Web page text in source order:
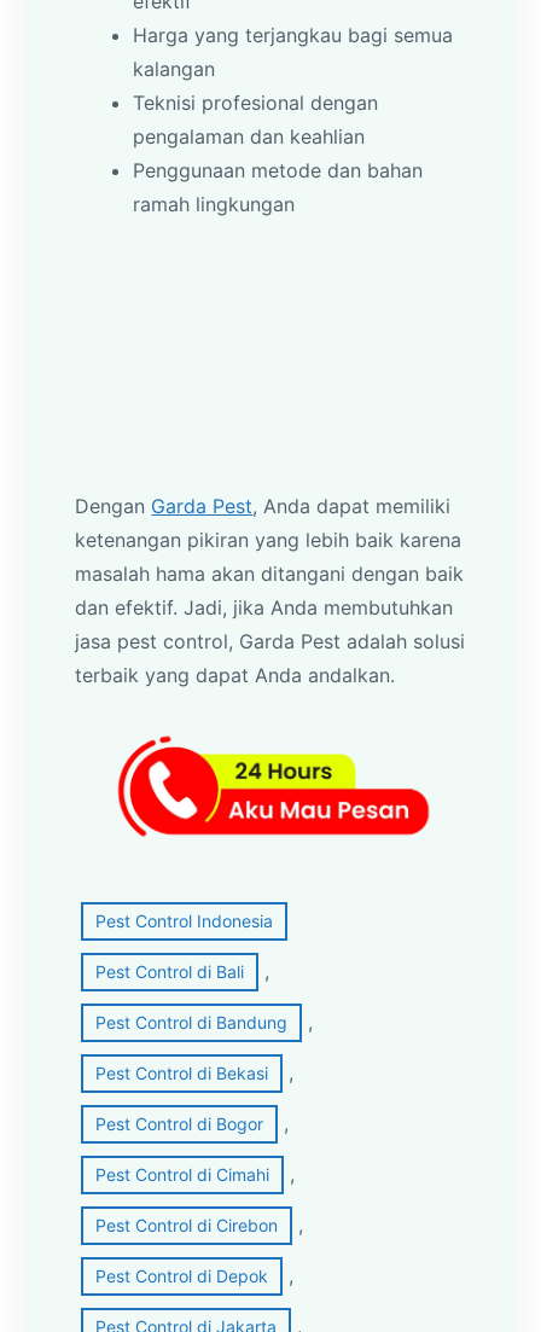
Harga yang terjangkau bagi semua
kalangan
Teknisi profesional dengan
pengalaman dan keahlian
Penggunaan metode dan bahan
ramah lingkungan
Dengan Garda Pest, Anda dapat memiliki
ketenangan pikiran yang lebih baik karena
masalah hama akan ditangani dengan baik
dan efektif. Jadi, jika Anda membutuhkan
jasa pest control, Garda Pest adalah solusi
terbaik yang dapat Anda andalkan.
Pest Control Indonesia
Pest Control di Bali ,
Pest Control di Bandung ,
Pest Control di Bekasi ,
Pest Control di Bogor ,
Pest Control di Cimahi ,
Pest Control di Cirebon ,
Pest Control di Depok ,
Pest Control di Jakarta ,